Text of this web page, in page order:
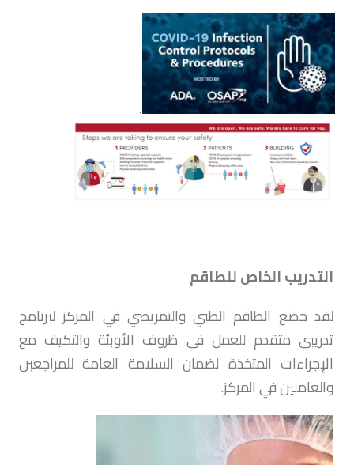
.
التدريب الخاص للطاقم
لقد خضع الطاقم الطبي والتمريضي في المركز لبرنامج
تدريبي متقدم للعمل في ظروف الأوبئة والتكيف مع
الإجراءات المتخذة لضمان السلامة العامة للمراجعبن
والعاملين في المركز.